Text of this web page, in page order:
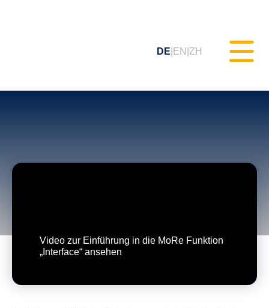
DE EN ZH
(Prozessberatung)
Video zur Einführung in die MoRe Funktion
„Interface“ ansehen